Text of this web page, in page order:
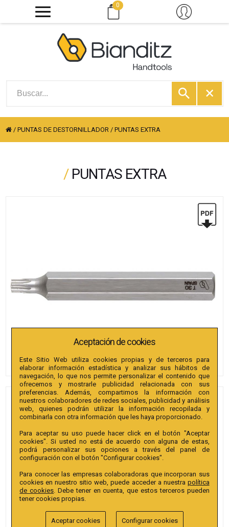
0
/PUNTAS DE DESTORNILLADOR /PUNTAS EXTRA
/ PUNTAS EXTRA
PUNTAS BIANDITZ TX 50 X
72MM 10MM 25U.
Referencia:242134
Colección:Punta TX Hex. conductor 10mm extra
EAN13:
Aceptación de cookies
Este Sitio Web utiliza cookies propias y de terceros para
elaborar información estadística y analizar sus hábitos de
navegación, lo que nos permite personalizar el contenido que
ofrecemos y mostrarle publicidad relacionada con sus
preferencias. Además, compartimos la información con
nuestros colaboradores de redes sociales, publicidad y análisis
web, quienes podrán utilizar la información recopilada y
combinarla con otra información que les haya proporcionado.
Para aceptar su uso puede hacer click en el botón "Aceptar
cookies". Si usted no está de acuerdo con alguna de estas,
podrá personalizar sus opciones a través del panel de
configuración con el botón "Configurar cookies".
Para conocer las empresas colaboradoras que incorporan sus
cookies en nuestro sitio web, puede acceder a nuestra política
de cookies . Debe tener en cuenta, que estos terceros pueden
tener cookies propias.
Aceptar cookies Configurar cookies